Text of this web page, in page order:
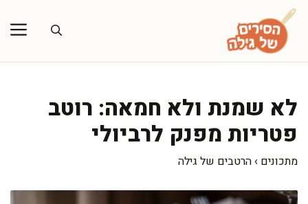
לדלג
לתוכן
לא שמנת ולא חמאה: רוטב
פטריות מפנק לרביולי
מתכונים › הרטבים של גילה